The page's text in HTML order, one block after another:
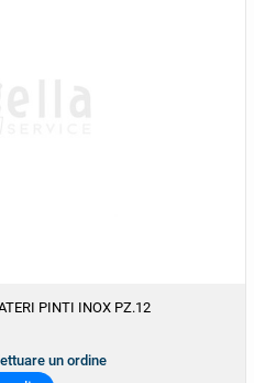
PINTI INOX PZ.12
un ordine